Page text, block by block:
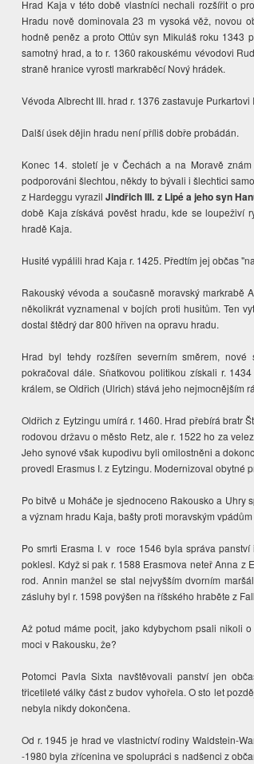
Hrad Kaja v této době vlastníci nechali rozšířit o
Hradu nově dominovala 23 m vysoká věž, novou
hodně peněz a proto Ottův syn Mikuláš roku 1343
samotný hrad, a to r. 1360 rakouskému vévodovi
straně hranice vyrostl markraběcí Nový hrádek.
Vévoda Albrecht III. hrad r. 1376 zastavuje
Další úsek dějin hradu není příliš dobře probádán.
Konec 14. století je v Čechách a na Moravě
podporováni šlechtou, někdy to bývali i šlechtici
z Hardeggu vyrazilJindřich III. z Lipé a jeho syn
době Kaja získává pověst hradu, kde se loupeživí
hradě Kaja.
Husité vypálili hrad Kaja r. 1425. Předtím jej občas
Rakouský vévoda a současně moravský
několikrát vyznamenal v bojích proti husitům. Ten
dostal štědrý dar 800 hřiven na opravu hradu.
Hrad byl tehdy rozšířen severním směrem,
pokračoval dále. Sňatkovou politikou získali r.
králem, se Oldřich (Ulrich) stává jeho nejmocnějším
Oldřich z Eytzingu umírá r. 1460. Hrad přebírá bratr
rodovou državu o město Retz, ale r. 1522 ho za
Jeho synové však kupodivu byli omilostněni a
provedl Erasmus I. z Eytzingu. Modernizoval obytné
Po bitvě u Moháče je sjednoceno Rakousko a Uhry
a význam hradu Kaja, bašty proti moravským
Po smrti Erasma I. v roce 1546 byla správa
poklesl. Když si pak r. 1588 Erasmova neteř Anna z
rod. Annin manžel se stal nejvyšším dvorním
zásluhy byl r. 1598 povýšen na říšského hraběte z
Až potud máme pocit, jako kdybychom psali nikoli
moci v Rakousku, že?
Potomci Pavla Sixta navštěvovali panství jen
třicetileté války část z budov vyhořela. O sto let
nebyla nikdy dokončena.
Od r. 1945 je hrad ve vlastnictví rodiny Waldstein-
-1980 byla zřícenina ve spolupráci s nadšenci z